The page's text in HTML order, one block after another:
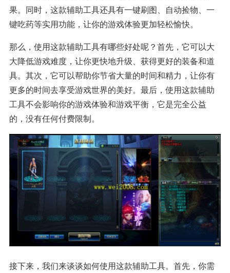
果。同时，这款辅助工具还具有一键刷图、自动捡物、一
键吃药等实用功能，让你的游戏体验更加轻松愉快。
那么，使用这款辅助工具有哪些好处呢？首先，它可以大
大降低游戏难度，让你更快地升级、获得更好的装备和道
具。其次，它可以帮助你节省大量的时间和精力，让你有
更多的时间去享受游戏世界的美好。最后，使用这款辅助
工具不会影响你的游戏体验和游戏平衡，它是完全公益
的，没有任何付费限制。
接下来，我们来谈谈如何使用这款辅助工具。首先，你需